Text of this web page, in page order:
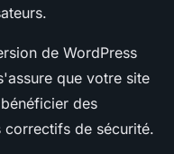
de WordPress
que votre site
des
de sécurité.